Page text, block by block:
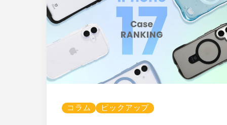
コラム ピックアップ